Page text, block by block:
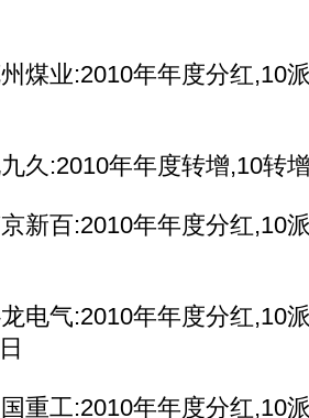
业:2010年年度分红,10
:2010年年度转增,10转
百:2010年年度分红,10
气:2010年年度分红,10
工:2010年年度分红,10